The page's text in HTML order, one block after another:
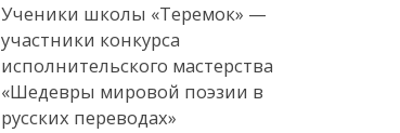
Ученики школы «Теремок» —
участники конкурса
исполнительского мастерства
«Шедевры мировой поэзии в
русских переводах»